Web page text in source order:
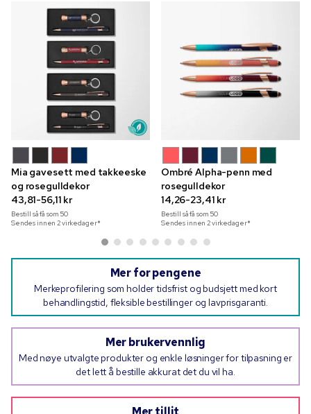
Mia gavesett med takkeeske
og rosegulldekor
43,81-56,11 kr
Bestill så få som 50
Sendes innen 2 virkedager*
Ombré Alpha-penn med
rosegulldekor
14,26-23,41 kr
Bestill så få som 50
Sendes innen 2 virkedager*
Mer for pengene
Merkeprofilering som holder tidsfrist og budsjett med kort
behandlingstid, fleksible bestillinger og lavprisgaranti.
Mer brukervennlig
Med nøye utvalgte produkter og enkle løsninger for tilpasning er
det lett å bestille akkurat det du vil ha.